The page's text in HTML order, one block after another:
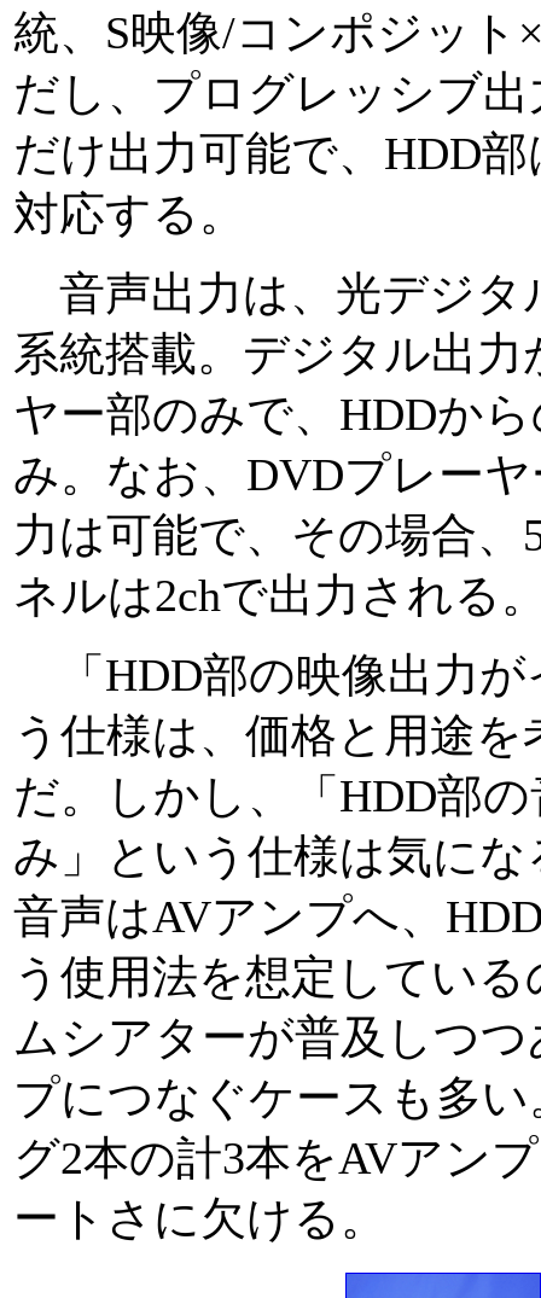
統、S映像/コンポジット
だし、プログレッシブ
だけ出力可能で、HDD
対応する。
音声出力は、光デジタ
系統搭載。デジタル出
ヤー部のみで、HDDか
み。なお、DVDプレー
力は可能で、その場合
ネルは2chで出力される
「HDD部の映像出力
う仕様は、価格と用途
だ。しかし、「HDD部
み」という仕様は気に
音声はAVアンプへ、
う使用法を想定してい
ムシアターが普及しつ
プにつなぐケースも多
グ2本の計3本をAVアン
ートさに欠ける。